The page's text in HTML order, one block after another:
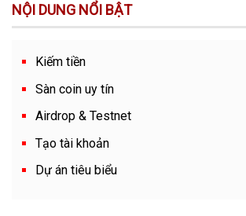
NỘI DUNG NỔI BẬT
Kiếm tiền
Sàn coin uy tín
Airdrop & Testnet
Tạo tài khoản
Dự án tiêu biểu